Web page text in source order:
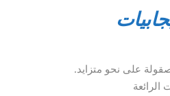
على نحو متزايد.